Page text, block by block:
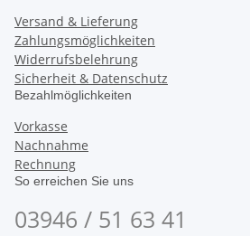
Versand & Lieferung
Zahlungsmöglichkeiten
Widerrufsbelehrung
Sicherheit & Datenschutz
Bezahlmöglichkeiten
Vorkasse
Nachnahme
Rechnung
So erreichen Sie uns
03946 / 51 63 41